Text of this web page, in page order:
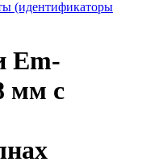
(идентификаторы
Em-
мм с